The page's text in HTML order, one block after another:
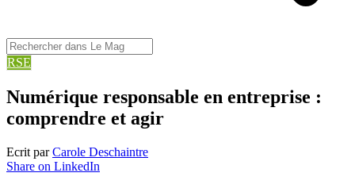
RSE
Numérique responsable en entreprise :
comprendre et agir
Ecrit parCarole Deschaintre
Share on LinkedIn